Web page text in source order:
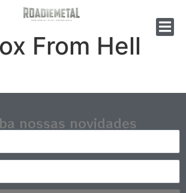
From Hell
nossas novidades